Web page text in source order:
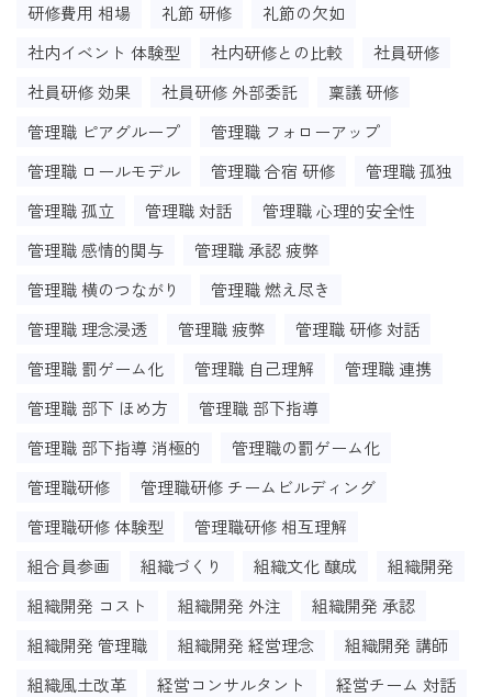
研修費用 相場
礼節 研修
礼節の欠如
社内イベント 体験型
社内研修との比較
社員研修
社員研修 効果
社員研修 外部委託
稟議 研修
管理職 ピアグループ
管理職 フォローアップ
管理職 ロールモデル
管理職 合宿 研修
管理職 孤独
管理職 孤立
管理職 対話
管理職 心理的安全性
管理職 感情的関与
管理職 承認 疲弊
管理職 横のつながり
管理職 燃え尽き
管理職 理念浸透
管理職 疲弊
管理職 研修 対話
管理職 罰ゲーム化
管理職 自己理解
管理職 連携
管理職 部下 ほめ方
管理職 部下指導
管理職 部下指導 消極的
管理職の罰ゲーム化
管理職研修
管理職研修 チームビルディング
管理職研修 体験型
管理職研修 相互理解
組合員参画
組織づくり 組織文化 醸成
組織開発
組織開発 コスト
組織開発 外注
組織開発 承認
組織開発 管理職
組織開発 経営理念
組織開発 講師
組織風土改革
経営コンサルタント
経営チーム 対話